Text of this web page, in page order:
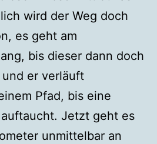
wird der Weg doch
es geht am
bis dieser dann doch
er verläuft
Pfad, bis eine
Jetzt geht es
unmittelbar an